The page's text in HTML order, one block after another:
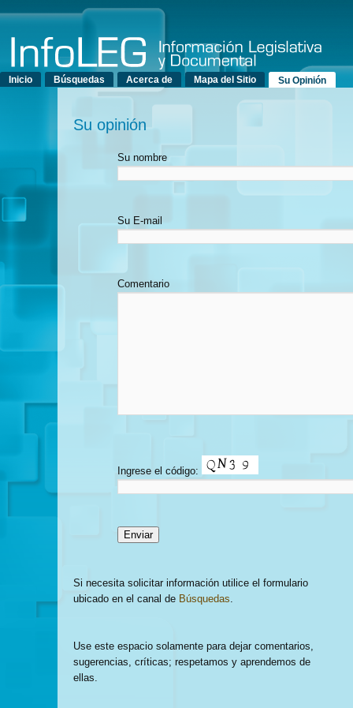
Menú principal
Inicio Búsquedas Acerca de Mapa del Sitio Su Opinión
Su opinión
Su nombre
Su E-mail
Comentario
Ingrese el código:
Si necesita solicitar información utilice el formulario
ubicado en el canal de Búsquedas
Use este espacio solamente para dejar comentarios,
sugerencias, críticas; respetamos y aprendemos de
ellas.